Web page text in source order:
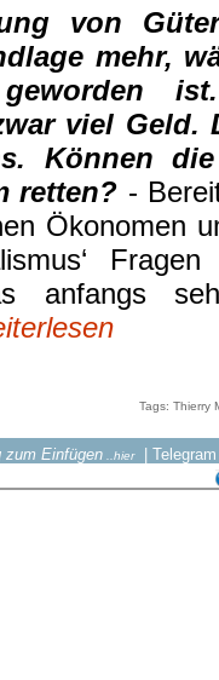
von
mehr,
viel Geld.
Können
retten? -
Ökonomen
anfangs
Tags: Thierry